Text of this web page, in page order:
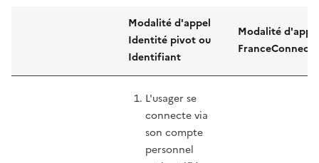
Modalité d'appel
Identité pivot ou
Identifiant
Modalité
FranceConnect
L'usager se
connecte via
son compte
personnel